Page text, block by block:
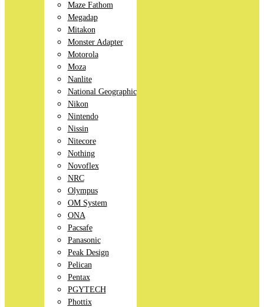
Maze Fathom
Megadap
Mitakon
Monster Adapter
Motorola
Moza
Nanlite
National Geographic
Nikon
Nintendo
Nissin
Nitecore
Nothing
Novoflex
NRC
Olympus
OM System
ONA
Pacsafe
Panasonic
Peak Design
Pelican
Pentax
PGYTECH
Phottix